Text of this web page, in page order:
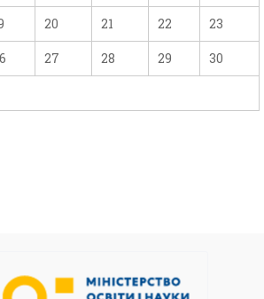
20 21 22 23
27 28 29 30